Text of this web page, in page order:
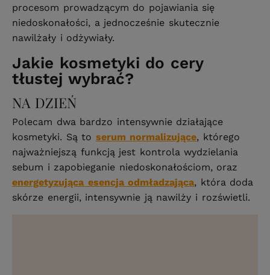
procesom prowadzącym do pojawiania się
niedoskonałości, a jednocześnie skutecznie
nawilżały i odżywiały.
Jakie kosmetyki do cery
tłustej wybrać?
NA DZIEŃ
Polecam dwa bardzo intensywnie działające
kosmetyki. Są to serum normalizujące, którego
najważniejszą funkcją jest kontrola wydzielania
sebum i zapobieganie niedoskonałościom, oraz
energetyzująca esencja odmładzająca, która doda
skórze energii, intensywnie ją nawilży i rozświetli.